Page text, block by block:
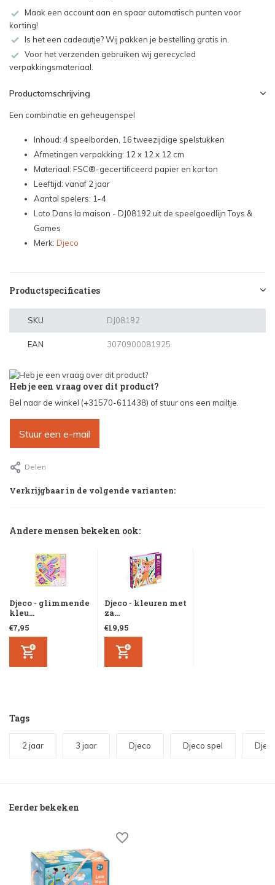
Maak een account aan en spaar automatisch punten voor
korting!
Is het een cadeautje? Wij pakken je bestelling gratis in.
Voor het verzenden gebruiken wij gerecycled
verpakkingsmateriaal.
Productomschrijving
Een combinatie en geheugenspel
Inhoud: 4 speelborden, 16 tweezijdige spelstukken
Afmetingen verpakking: 12 x 12 x 12 cm
Materiaal: FSC®-gecertificeerd papier en karton
Leeftijd: vanaf 2 jaar
Aantal spelers: 1-4
Loto Dans la maison - DJ08192 uit de speelgoedlijn Toys &
Games
Merk: Djeco
Productspecificaties
SKU DJ08192
EAN 3070900081925
Heb je een vraag over dit product?
Bel naar de winkel (+31570-611438) of stuur ons een mailtje.
Stuur een e-mail
Delen
Verkrijgbaar in de volgende varianten:
Andere mensen bekeken ook:
Djeco - glimmende
kleu...
€7,95
Djeco - kleuren met
za...
€19,95
Tags
2 jaar 3 jaar Djeco Djeco spel
Eerder bekeken